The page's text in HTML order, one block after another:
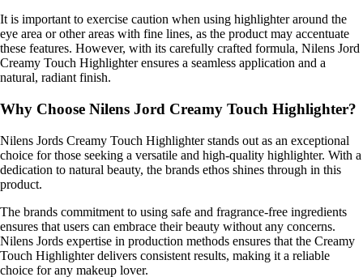
It is important to exercise caution when using highlighter around the
eye area or other areas with fine lines, as the product may accentuate
these features. However, with its carefully crafted formula, Nilens Jord
Creamy Touch Highlighter ensures a seamless application and a
natural, radiant finish.
Why Choose Nilens Jord Creamy Touch Highlighter?
Nilens Jords Creamy Touch Highlighter stands out as an exceptional
choice for those seeking a versatile and high-quality highlighter. With a
dedication to natural beauty, the brands ethos shines through in this
product.
The brands commitment to using safe and fragrance-free ingredients
ensures that users can embrace their beauty without any concerns.
Nilens Jords expertise in production methods ensures that the Creamy
Touch Highlighter delivers consistent results, making it a reliable
choice for any makeup lover.